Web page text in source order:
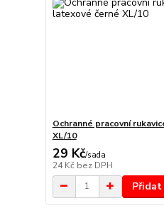
Ochranné pracovní
XL/10
29 Kč/sada
24 Kč bez DPH